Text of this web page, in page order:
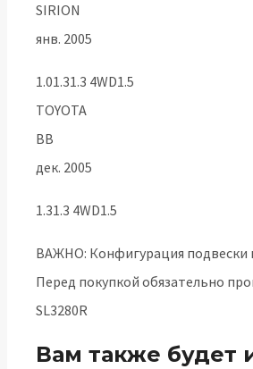
SIRION
янв. 2005
1.01.31.3 4WD1.5
TOYOTA
BB
дек. 2005
1.31.3 4WD1.5
ВАЖНО: Конфигурация подвески
Перед покупкой обязательно
SL3280R
Вам также будет